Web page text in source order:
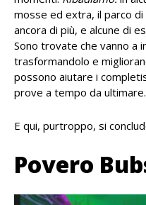
mosse ed extra, il parco
ancora di più, e alcune di
Sono trovate che vanno a
trasformandolo e
possono aiutare i
prove a tempo da ultimare.
E qui, purtroppo, si
Povero